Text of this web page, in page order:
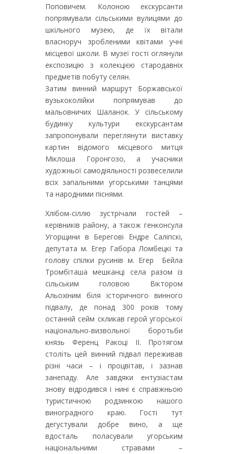
Поповичем. Колоною екскурсанти
попрямували сільськими вулицями до
шкільного музею, де їх вітали
власноруч зробленими квітами учні
місцевої школи. В музеї гості оглянули
експозицію з колекцією стародавніх
предметів побуту селян.
Затим винний маршрут Боржавської
вузькоколійки попрямував до
мальовничих Шаланок. У сільському
будинку культури екскурсантам
запропонували переглянути виставку
картин відомого місцевого митця
Міклоша Горонгозо, а учасники
художньої самодіяльності розвеселили
всіх запальними угорськими танцями
та народними піснями.
Хлібом-сіллю зустрічали гостей –
керівників району, а також генконсула
Угорщини в Берегові Ендре Саліпскі,
депутата м. Егер Габора Ломбецкі та
голову спілки русинів м. Егер Бейла
Тромбіташа мешканці села разом із
сільським головою Віктором
Альохіним біля історичного винного
підвалу, де понад 300 років тому
останній сейм скликав герой угорської
національно-визвольної боротьби
князь Ференц Ракоці ІІ. Протягом
століть цей винний підвал переживав
різні часи – і процвітав, і зазнав
занепаду. Але завдяки ентузіастам
знову відродився і нині є справжньою
туристичною родзинкою нашого
виноградного краю. Гості тут
дегустували добре вино, а ще
вдосталь поласували угорським
національними стравами –